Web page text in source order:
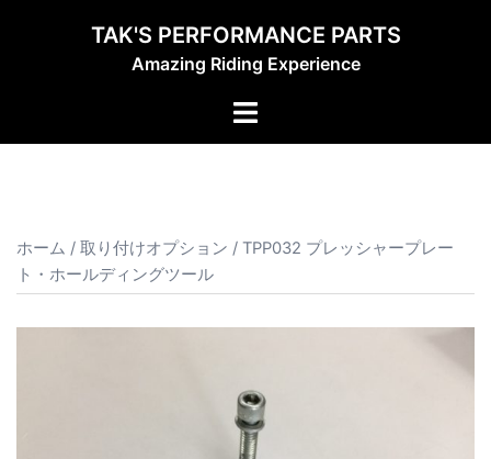
TAK'S PERFORMANCE PARTS
Amazing Riding Experience
ト
ュ
ホーム / 取り付けオプション / TPP032 プレッシャープレー
ト・ホールディングツール